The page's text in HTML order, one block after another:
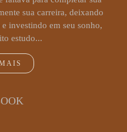
sua carreira, deixando
investindo em seu sonho,
estudo...